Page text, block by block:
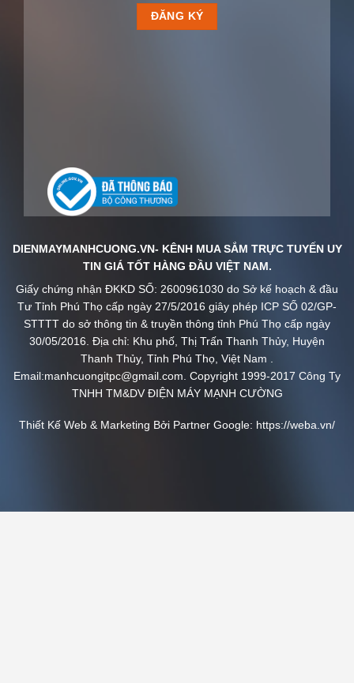
DIENMAYMANHCUONG.VN- KÊNH MUA SẮM TRỰC TUYẾN UY
TIN GIÁ TỐT HÀNG ĐẦU VIỆT NAM.
Giấy chứng nhận ĐKKD SỐ: 2600961030 do Sở kế hoạch & đầu
Tư Tỉnh Phú Thọ cấp ngày 27/5/2016 giây phép ICP SỐ 02/GP-
STTTT do sở thông tin & truyền thông tỉnh Phú Thọ cấp ngày
30/05/2016. Địa chỉ: Khu phố, Thị Trấn Thanh Thủy, Huyện
Thanh Thủy, Tỉnh Phú Thọ, Việt Nam .
Email:manhcuongitpc@gmail.com. Copyright 1999-2017 Công Ty
TNHH TM&DV ĐIỆN MÁY MẠNH CƯỜNG
Thiết Kế Web & Marketing Bởi Partner Google: https://weba.vn/